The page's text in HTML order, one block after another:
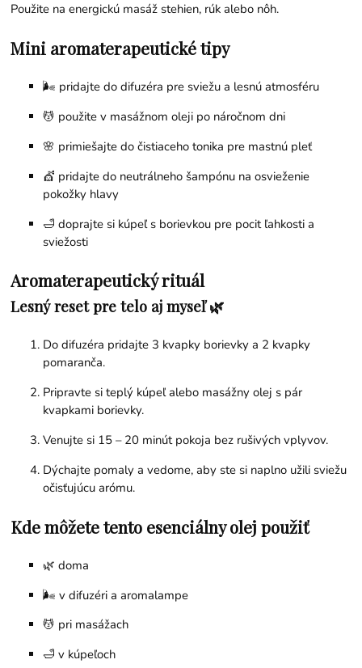
Použite na energickú masáž stehien, rúk alebo nôh.
Mini aromaterapeutické tipy
🌬️ pridajte do difuzéra pre sviežu a lesnú atmosféru
💆 použite v masážnom oleji po náročnom dni
🌸 primiešajte do čistiaceho tonika pre mastnú pleť
💇 pridajte do neutrálneho šampónu na osvieženie
pokožky hlavy
🛁 doprajte si kúpeľ s borievkou pre pocit ľahkosti a
sviežosti
Aromaterapeutický rituál
Lesný reset pre telo aj myseľ 🌿
Do difuzéra pridajte 3 kvapky borievky a 2 kvapky
pomaranča.
Pripravte si teplý kúpeľ alebo masážny olej s pár
kvapkami borievky.
Venujte si 15 – 20 minút pokoja bez rušivých vplyvov.
Dýchajte pomaly a vedome, aby ste si naplno užili sviežu
očisťujúcu arómu.
Kde môžete tento esenciálny olej použiť
🌿 doma
🌬️ v difuzéri a aromalampe
💆 pri masážach
🛁 v kúpeľoch